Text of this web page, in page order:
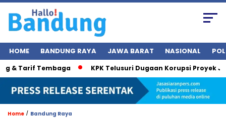
HOME BANDUNG RAYA JAWA BARAT NASIONAL
Tarif Tembaga KPK Telusuri Dugaan Korupsi Proyek
Home / Bandung Raya